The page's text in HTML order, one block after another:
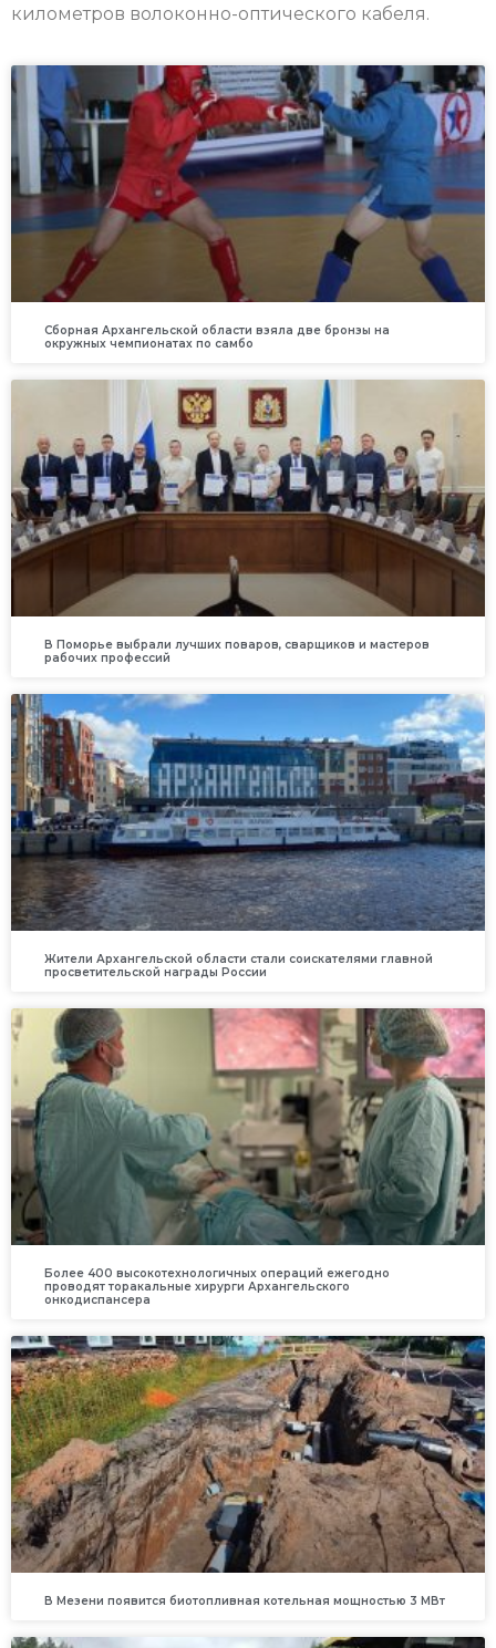
километров волоконно-оптического кабеля.
Сборная Архангельской области взяла две бронзы на
окружных чемпионатах по самбо
В Поморье выбрали лучших поваров, сварщиков и мастеров
рабочих профессий
Жители Архангельской области стали соискателями главной
просветительской награды России
Более 400 высокотехнологичных операций ежегодно
проводят торакальные хирурги Архангельского
онкодиспансера
В Мезени появится биотопливная котельная мощностью 3 МВт